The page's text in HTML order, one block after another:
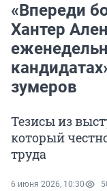
«Впереди
Хантер
зумеров
Тезисы из
который
труда
6 июня 2026, 10:30